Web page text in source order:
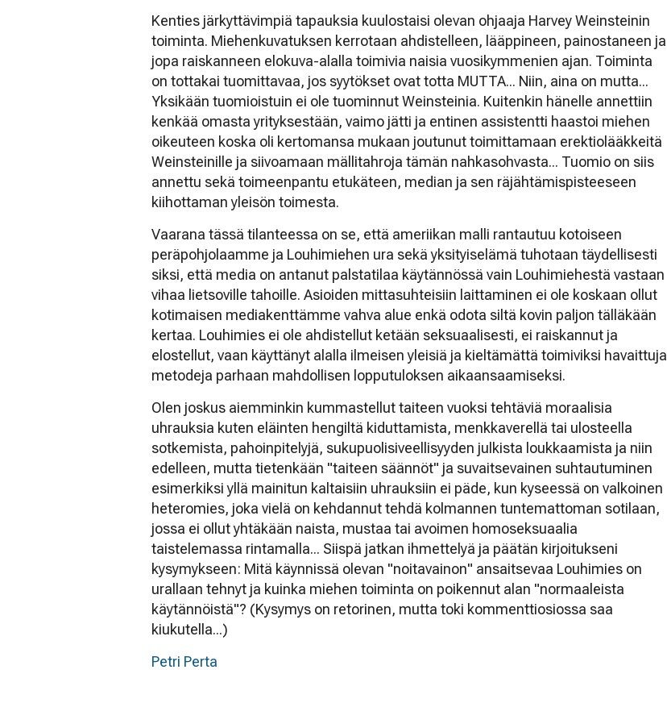
Kenties järkyttävimpiä tapauksia kuulostaisi olevan ohjaaja Harvey Weinsteinin
toiminta. Miehenkuvatuksen kerrotaan ahdistelleen, lääppineen, painostaneen ja
jopa raiskanneen elokuva-alalla toimivia naisia vuosikymmenien ajan. Toiminta
on tottakai tuomittavaa, jos syytökset ovat totta MUTTA... Niin, aina on mutta...
Yksikään tuomioistuin ei ole tuominnut Weinsteinia. Kuitenkin hänelle annettiin
kenkää omasta yrityksestään, vaimo jätti ja entinen assistentti haastoi miehen
oikeuteen koska oli kertomansa mukaan joutunut toimittamaan erektiolääkkeitä
Weinsteinille ja siivoamaan mällitahroja tämän nahkasohvasta... Tuomio on siis
annettu sekä toimeenpantu etukäteen, median ja sen räjähtämispisteeseen
kiihottaman yleisön toimesta.
Vaarana tässä tilanteessa on se, että ameriikan malli rantautuu kotoiseen
peräpohjolaamme ja Louhimiehen ura sekä yksityiselämä tuhotaan täydellisesti
siksi, että media on antanut palstatilaa käytännössä vain Louhimiehestä vastaan
vihaa lietsoville tahoille. Asioiden mittasuhteisiin laittaminen ei ole koskaan ollut
kotimaisen mediakenttämme vahva alue enkä odota siltä kovin paljon tälläkään
kertaa. Louhimies ei ole ahdistellut ketään seksuaalisesti, ei raiskannut ja
elostellut, vaan käyttänyt alalla ilmeisen yleisiä ja kieltämättä toimiviksi havaittuja
metodeja parhaan mahdollisen lopputuloksen aikaansaamiseksi.
Olen joskus aiemminkin kummastellut taiteen vuoksi tehtäviä moraalisia
uhrauksia kuten eläinten hengiltä kiduttamista, menkkaverellä tai ulosteella
sotkemista, pahoinpitelyjä, sukupuolisiveellisyyden julkista loukkaamista ja niin
edelleen, mutta tietenkään "taiteen säännöt" ja suvaitsevainen suhtautuminen
esimerkiksi yllä mainitun kaltaisiin uhrauksiin ei päde, kun kyseessä on valkoinen
heteromies, joka vielä on kehdannut tehdä kolmannen tuntemattoman sotilaan,
jossa ei ollut yhtäkään naista, mustaa tai avoimen homoseksuaalia
taistelemassa rintamalla... Siispä jatkan ihmettelyä ja päätän kirjoitukseni
kysymykseen: Mitä käynnissä olevan "noitavainon" ansaitsevaa Louhimies on
urallaan tehnyt ja kuinka miehen toiminta on poikennut alan "normaaleista
käytännöistä"? (Kysymys on retorinen, mutta toki kommenttiosiossa saa
kiukutella...)
Petri Perta